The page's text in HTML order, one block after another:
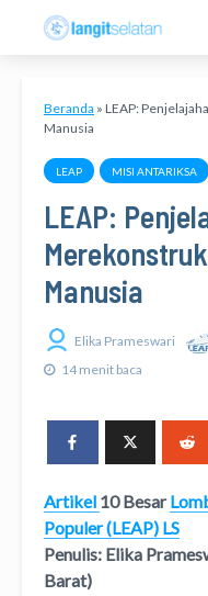
Beranda » LEAP:
Manusia
LEAP MISI ANTARIKSA
LEAP:
Manusia
Elika Prameswari
14 menit baca
Artikel 10 Besar
Populer (LEAP) LS
Penulis: Elika
Barat)